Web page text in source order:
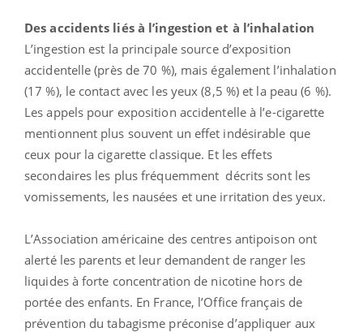
Des accidents liés à l’ingestion et à l’inhalation
L’ingestion est la principale source d’exposition
accidentelle (près de 70 %), mais également l’inhalation
(17 %), le contact avec les yeux (8,5 %) et la peau (6 %).
Les appels pour exposition accidentelle à l’e-cigarette
mentionnent plus souvent un effet indésirable que
ceux pour la cigarette classique. Et les effets
secondaires les plus fréquemment décrits sont les
vomissements, les nausées et une irritation des yeux.
L’Association américaine des centres antipoison ont
alerté les parents et leur demandent de ranger les
liquides à forte concentration de nicotine hors de
portée des enfants. En France, l’Office français de
prévention du tabagisme préconise d’appliquer aux